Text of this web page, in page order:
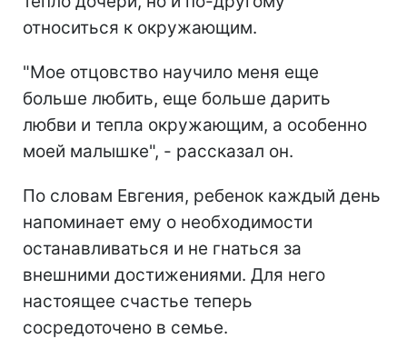
относиться к окружающим.
"Мое отцовство научило меня еще
больше любить, еще больше дарить
любви и тепла окружающим, а особенно
моей малышке", - рассказал он.
По словам Евгения, ребенок каждый день
напоминает ему о необходимости
останавливаться и не гнаться за
внешними достижениями. Для него
настоящее счастье теперь
сосредоточено в семье.